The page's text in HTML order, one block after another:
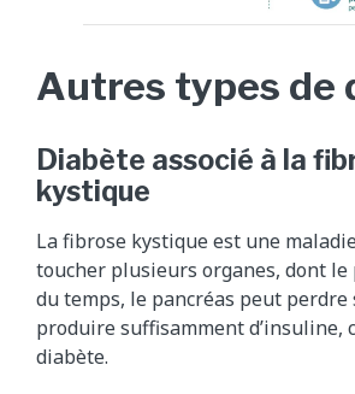
Autres types de
Diabète associé à la
kystique
La fibrose kystique est une
toucher plusieurs organes, dont le
du temps, le pancréas peut perdre
produire suffisamment d’insuline,
diabète.